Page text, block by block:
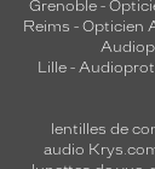
Grenoble -
Reims - Opticien
Lille-
lentilles de
audio